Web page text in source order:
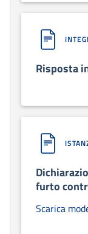
Risposta
furto
Scarica